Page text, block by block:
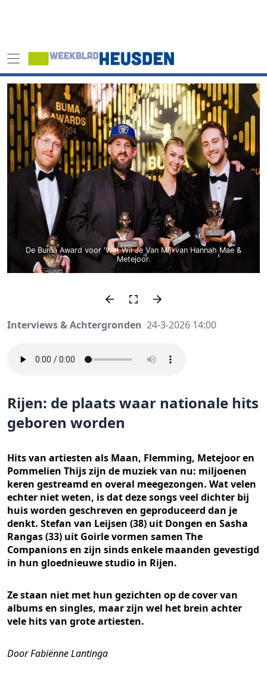
De Buma Award voor 'Wat Wil Je Van Mij' van Hannah Mae &
Metejoor.
Interviews & Achtergronden 24-3-2026 14:00
Rijen: de plaats waar nationale hits
geboren worden
Hits van artiesten als Maan, Flemming, Metejoor en
Pommelien Thijs zijn de muziek van nu: miljoenen
keren gestreamd en overal meegezongen. Wat velen
echter niet weten, is dat deze songs veel dichter bij
huis worden geschreven en geproduceerd dan je
denkt. Stefan van Leijsen (38) uit Dongen en Sasha
Rangas (33) uit Goirle vormen samen The
Companions en zijn sinds enkele maanden gevestigd
in hun gloednieuwe studio in Rijen.
Ze staan niet met hun gezichten op de cover van
albums en singles, maar zijn wel het brein achter
vele hits van grote artiesten.
Door Fabiënne Lantinga